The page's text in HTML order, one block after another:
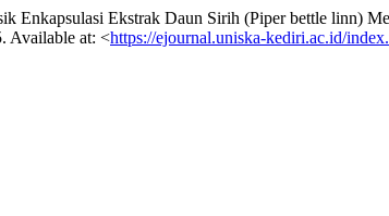
Ekstrak Daun Sirih (Piper bettle linn)
Available at: <https://ejournal.uniska-kediri.ac.id/